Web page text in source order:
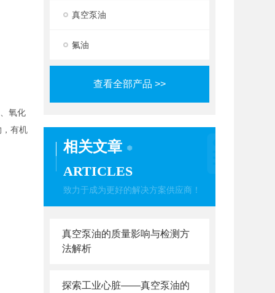
真空泵油
氟油
查看全部产品 >>
相关文章
ARTICLES
致力于成为更好的解决方案供应商！
真空泵油的质量影响与检测方
法解析
探索工业心脏——真空泵油的
氧化
有机